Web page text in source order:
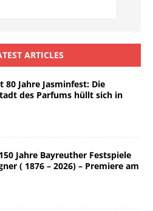
ARTICLES
80 Jahre Jasminfest: Die
des Parfums hüllt sich in
Jahre Bayreuther Festspiele
( 1876 – 2026) – Premiere am